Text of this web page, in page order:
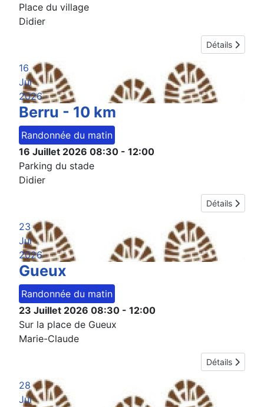
Place du village
Didier
Détails
16
Jul
2026
Berru - 10 km
Randonnée du matin
16 Juillet 2026 08:30 - 12:00
Parking du stade
Didier
Détails
23
Jul
2026
Gueux
Randonnée du matin
23 Juillet 2026 08:30 - 12:00
Sur la place de Gueux
Marie-Claude
Détails
28
Jul